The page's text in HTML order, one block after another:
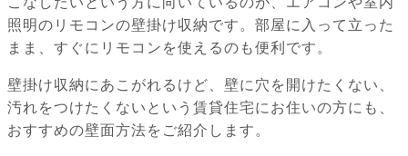
照明のリモコンの壁掛け収納です。部屋に入って立った
まま、すぐにリモコンを使えるのも便利です。
壁掛け収納にあこがれるけど、壁に穴を開けたくない、
汚れをつけたくないという賃貸住宅にお住いの方にも、
おすすめの壁面方法をご紹介します。